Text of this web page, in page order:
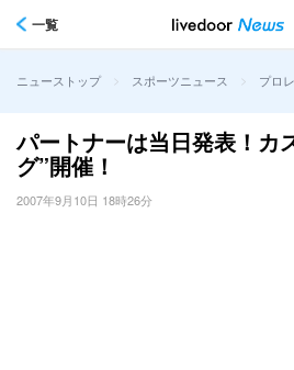
一覧
ニューストップ > スポーツニュース > プロ
パートナーは当日発表！カ
グ”開催！
2007年9月10日 18時26分